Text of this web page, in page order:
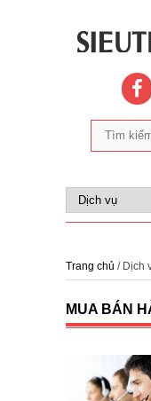
Trang chủ / Dịch
MUA BÁN